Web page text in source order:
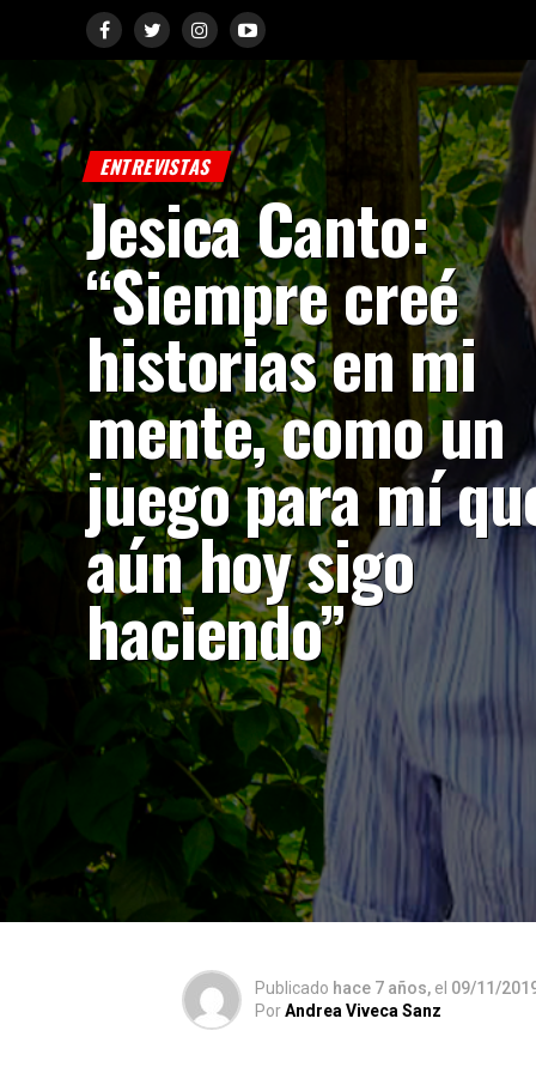
ENTREVISTAS
Jesica Canto:
“Siempre creé
historias en mi
mente, como un
juego para mí
aún hoy sigo
haciendo”
Publicado hace 7 años, el 09/11/
PorAndrea Viveca Sanz